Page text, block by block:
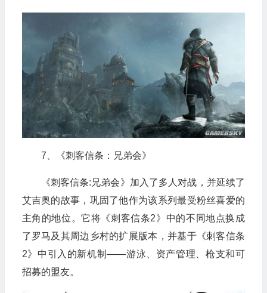
7、《刺客信条：兄弟会》
《刺客信条:兄弟会》加入了多人对战，并延续了
艾吉奥的故事，巩固了他作为该系列最受粉丝喜爱的
主角的地位。它将《刺客信条2》中的不同地点换成
了罗马及其周边乡村的扩展版本，并基于《刺客信条
2》中引入的新机制——游泳、资产管理、枪支和可
招募的盟友。